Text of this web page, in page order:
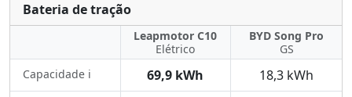
Bateria de tração
Leapmotor C10
Elétrico
BYD Song Pro
GS
Capacidade ℹ️
69,9 kWh 18,3 kWh